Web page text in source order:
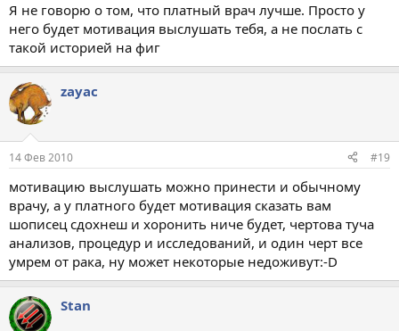
Я не говорю о том, что платный врач лучше. Просто у
него будет мотивация выслушать тебя, а не послать с
такой историей на фиг
zayac
14 Фев 2010 #19
мотивацию выслушать можно принести и обычному
врачу, а у платного будет мотивация сказать вам
шописец сдохнеш и хоронить ниче будет, чертова туча
анализов, процедур и исследований, и один черт все
умрем от рака, ну может некоторые недоживут:-D
Stan